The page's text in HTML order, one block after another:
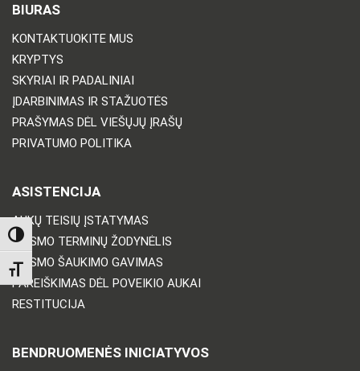
TOGGLE HIGH CONTRAST
TOGGLE FONT SIZE
BIURAS
KONTAKTUOKITE MUS
KRYPTYS
SKYRIAI IR PADALINIAI
ĮDARBINIMAS IR STAŽUOTĖS
PRAŠYMAS DĖL VIEŠŲJŲ ĮRAŠŲ
PRIVATUMO POLITIKA
ASISTENCIJA
AUKŲ TEISIŲ ĮSTATYMAS
TEISMO TERMINŲ ŽODYNĖLIS
TEISMO ŠAUKIMO GAVIMAS
PAREIŠKIMAS DĖL POVEIKIO AUKAI
RESTITUCIJA
BENDRUOMENĖS INICIATYVOS